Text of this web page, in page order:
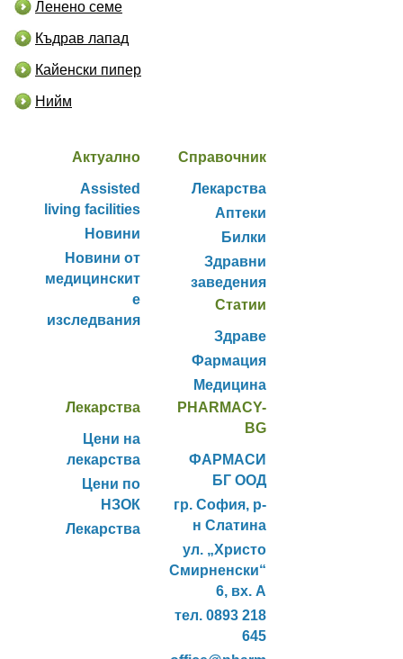
Ленено семе
Къдрав лапад
Кайенски пипер
Нийм
Актуално
Assisted
living facilities
Новини
Новини от
медицинскит
е
изследвания
Справочник
Лекарства
Аптеки
Билки
Здравни
заведения
Статии
Здраве
Фармация
Медицина
Лекарства
Цени на
лекарства
Цени по
НЗОК
Лекарства
PHARMACY-
BG
ФАРМАСИ
БГ ООД
гр. София, р-
н Слатина
ул. „Христо
Смирненски“
6, вх. А
тел. 0893 218
645